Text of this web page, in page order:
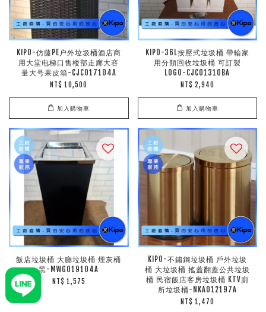
KIPO-仿藤PE户外垃圾桶酒店商
用大堂电梯口售楼部走廊大容
量大号果皮箱-CJC017104A
NT$ 10,500
加入購物車
KIPO-36L按壓式垃圾桶 帶輪家
用分類回收垃圾桶 可訂製
LOGO-CJC01310BA
NT$ 2,940
加入購物車
飯店垃圾桶 大廳垃圾桶 煙灰桶
黑-MWG019104A
NT$ 1,575
KIPO-不鏽鋼垃圾桶 戶外垃圾
桶 大垃圾桶 搖蓋翻蓋公共垃圾
桶 民宿飯店客房垃圾桶 KTV廁
所垃圾桶-NKA012197A
NT$ 1,470